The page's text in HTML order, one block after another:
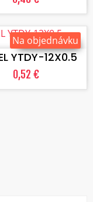
DO KOŠÍKA
YTDY-12X0.5
0,52 €
Na objednávku